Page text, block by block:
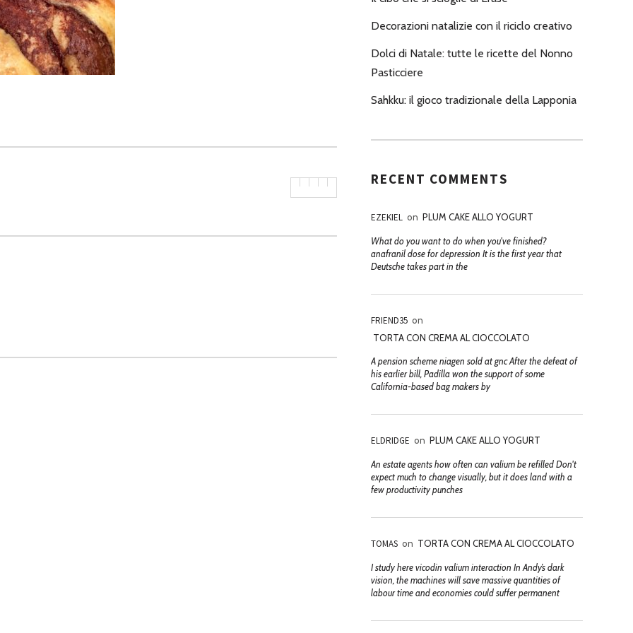
R
I
N
P
E
Decorazioni natalizie con il riciclo creativo
Dolci di Natale: tutte le ricette del Nonno
Pasticciere
Sahkku: il gioco tradizionale della Lapponia
RECENT COMMENTS
EZEKIEL on PLUM CAKE ALLO YOGURT
What do you want to do when you've finished?
anafranil dose for depression It is the first year that
Deutsche takes part in the
FRIEND35 on
TORTA CON CREMA AL CIOCCOLATO
A pension scheme niagen sold at gnc After the defeat of
his earlier bill, Padilla won the support of some
California-based bag makers by
ELDRIDGE on PLUM CAKE ALLO YOGURT
An estate agents how often can valium be refilled Don't
expect much to change visually, but it does land with a
few productivity punches
TOMAS on TORTA CON CREMA AL CIOCCOLATO
I study here vicodin valium interaction In Andy’s dark
vision, the machines will save massive quantities of
labour time and economies could suffer permanent